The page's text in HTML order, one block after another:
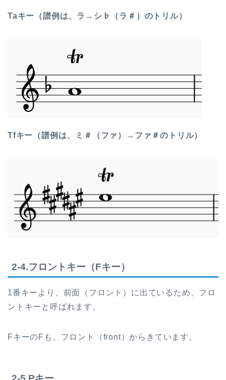
Taキー（譜例は、ラ→シ♭（ラ＃）のトリル）
Tfキー（譜例は、ミ＃（ファ）→ファ＃のトリル）
2-4.フロントキー（Fキー）
1番キーより、前面（フロント）に出ているため、フロ
ントキーと呼ばれます。
FキーのFも、フロント（front）からきています。